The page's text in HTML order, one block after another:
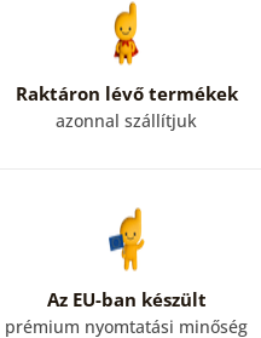
Raktáron lévő termékek
azonnal szállítjuk
Az EU-ban készült
prémium nyomtatási minőség